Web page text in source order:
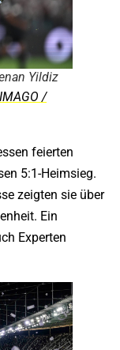
Yildiz
IMAGO /
feierten
5:1-Heimsieg.
zeigten sie über
Ein
Experten